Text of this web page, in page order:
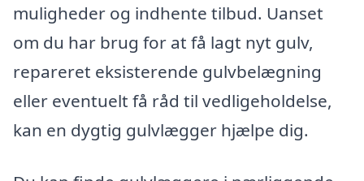
muligheder og indhente tilbud. Uanset
om du har brug for at få lagt nyt gulv,
repareret eksisterende gulvbelægning
eller eventuelt få råd til vedligeholdelse,
kan en dygtig gulvlægger hjælpe dig.